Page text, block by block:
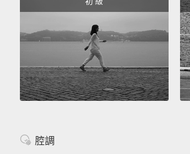
腔調